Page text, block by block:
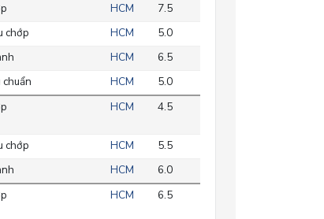
HCM
7.5
chớp HCM
5.0
HCM
6.5
chuẩn HCM
5.0
HCM 4.5
chớp HCM
5.5
HCM
6.0
HCM 6.5